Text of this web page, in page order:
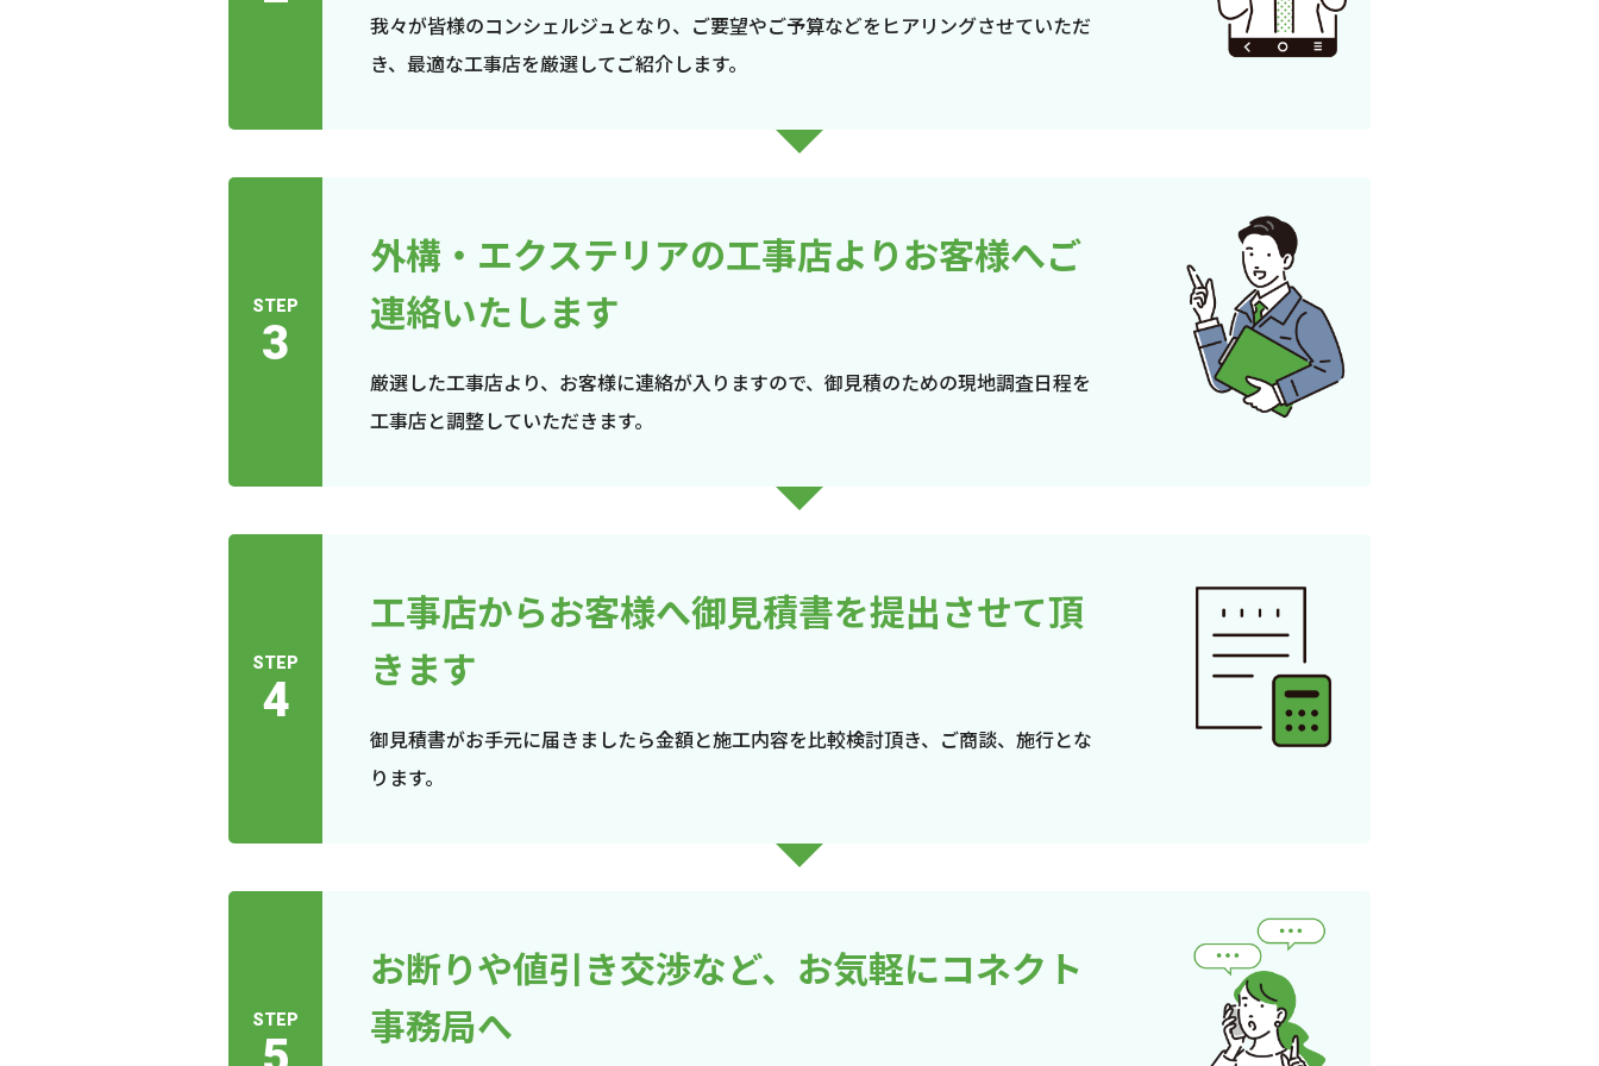
我々が皆様のコンシェルジュとなり、ご要望やご予算などをヒアリングさせていただ
き、最適な工事店を厳選してご紹介します。
STEP
3
外構・エクステリアの工事店よりお客様へご
連絡いたします
厳選した工事店より、お客様に連絡が入りますので、御見積のための現地調査日程を
工事店と調整していただきます。
STEP
4
工事店からお客様へ御見積書を提出させて頂
きます
御見積書がお手元に届きましたら金額と施工内容を比較検討頂き、ご商談、施行とな
ります。
STEP
お断りや値引き交渉など、お気軽にコネクト
事務局へ